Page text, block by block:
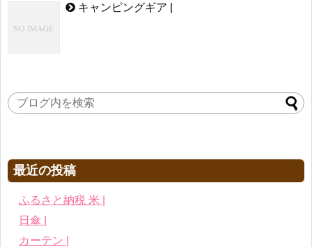
キャンピングギア |
最近の投稿
ふるさと納税 米 |
日傘 |
カーテン |